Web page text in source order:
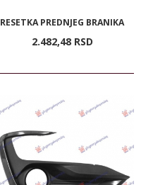
RESETKA PREDNJEG BRANIKA
2.482,48 RSD